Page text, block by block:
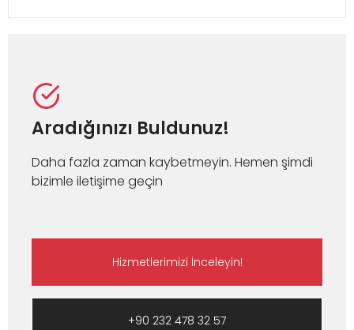
Aradığınızı Buldunuz!
Daha fazla zaman kaybetmeyin. Hemen şimdi
bizimle iletişime geçin
Hizmetlerimizi İnceleyin!
+90 232 478 32 57